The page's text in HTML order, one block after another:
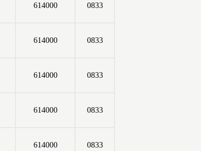
614000 0833
614000 0833
614000 0833
614000 0833
614000 0833